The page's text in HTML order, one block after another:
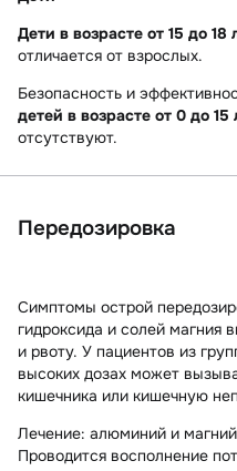
Дети в возрасте от 15 до 18
отличается от взрослых.
Безопасность и
детей в возрасте от 0 до 15
отсутствуют.
Передозировка
Симптомы острой
гидроксида и солей магния
и рвоту. У пациентов из
высоких дозах может
кишечника или кишечную
Лечение: алюминий и
Проводится восполнение